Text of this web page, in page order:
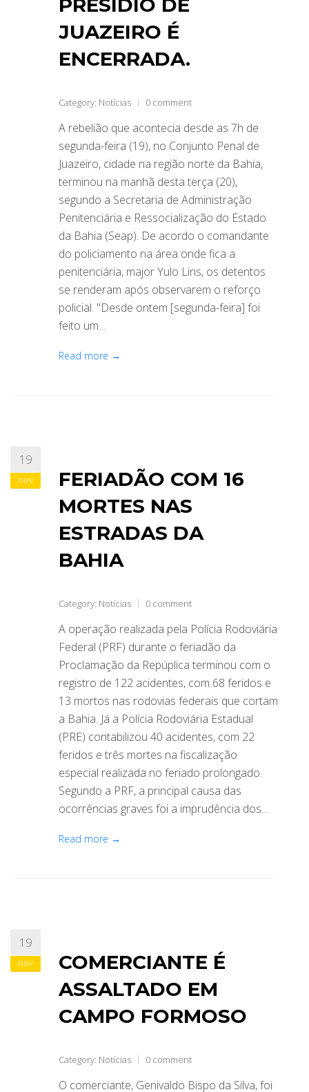
PRESÍDIO DE
JUAZEIRO É
ENCERRADA.
Category: Notícias 0 comment
A rebelião que acontecia desde as 7h de
segunda-feira (19), no Conjunto Penal de
Juazeiro, cidade na região norte da Bahia,
terminou na manhã desta terça (20),
segundo a Secretaria de Administração
Penitenciária e Ressocialização do Estado
da Bahia (Seap). De acordo o comandante
do policiamento na área onde fica a
penitenciária, major Yulo Lins, os detentos
se renderam após observarem o reforço
policial. "Desde ontem [segunda-feira] foi
feito um…
Read more →
19
nov
FERIADÃO COM 16
MORTES NAS
ESTRADAS DA
BAHIA
Category: Notícias 0 comment
A operação realizada pela Polícia Rodoviária
Federal (PRF) durante o feriadão da
Proclamação da Repúplica terminou com o
registro de 122 acidentes, com 68 feridos e
13 mortos nas rodovias federais que cortam
a Bahia. Já a Polícia Rodoviária Estadual
(PRE) contabilizou 40 acidentes, com 22
feridos e três mortes na fiscalização
especial realizada no feriado prolongado.
Segundo a PRF, a principal causa das
ocorrências graves foi a imprudência dos…
Read more →
19
nov
COMERCIANTE É
ASSALTADO EM
CAMPO FORMOSO
Category: Notícias 0 comment
O comerciante, Genivaldo Bispo da Silva, foi